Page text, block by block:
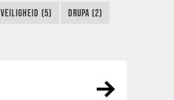
VEILIGHEID (5) DRUPA (2)